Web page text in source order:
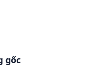
gốc